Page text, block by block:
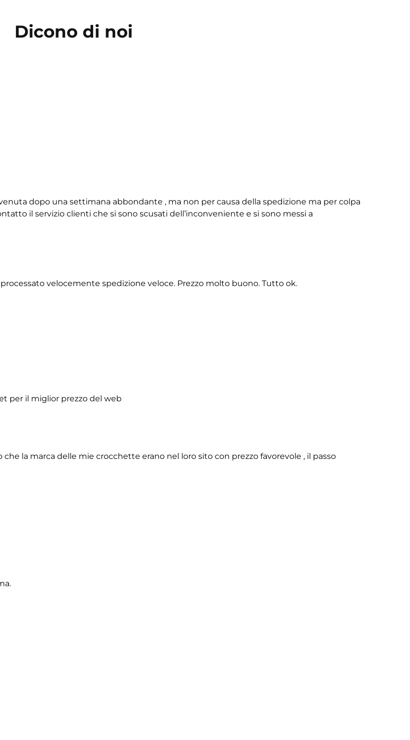
Dicono di noi
dopo una settimana abbondante , ma non per causa della spedizione ma per colpa
il servizio clienti che si sono scusati dell’inconveniente e si sono messi a
velocemente spedizione veloce. Prezzo molto buono. Tutto ok.
per il miglior prezzo del web
la marca delle mie crocchette erano nel loro sito con prezzo favorevole , il passo